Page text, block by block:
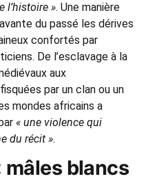
l’histoire ». Une manière
du passé les dérives
confortés par
De l’esclavage à la
aux
par un clan ou un
mondes africains a
« une violence qui
du récit ».
mâles blancs